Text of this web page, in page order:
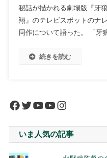
秘話が描かれる劇場版『牙
翔』のテレビスポットのナ
同作について語った。 「牙
続きを読む
Facebook
Twitter
YouTube
YouTube
Instagram
いま人気の記事